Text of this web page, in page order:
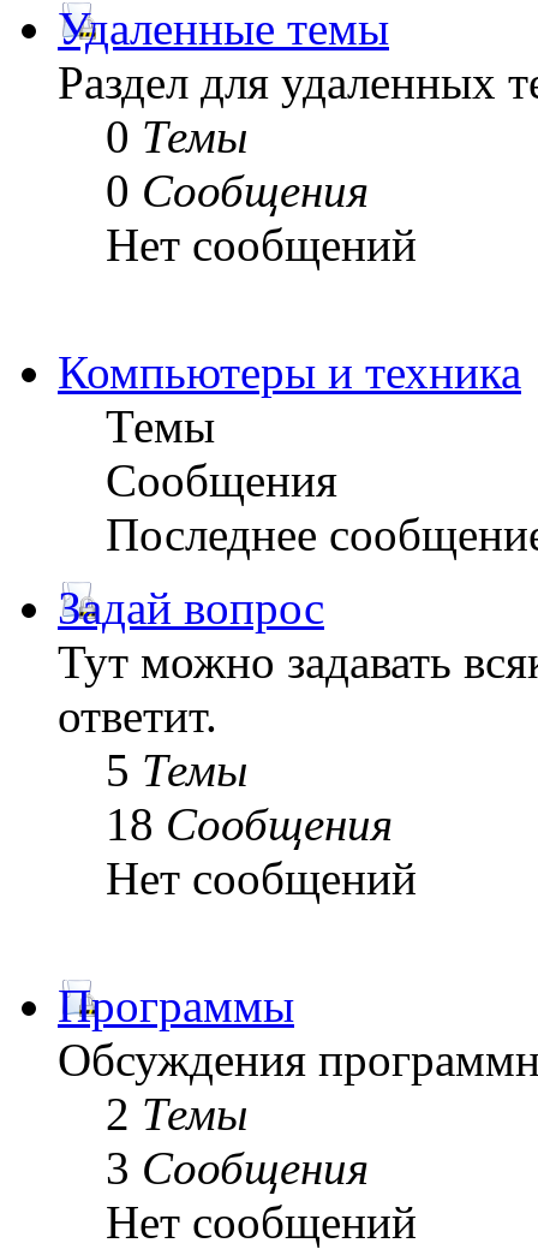
Удаленные темы
Раздел для удаленных
0 Темы
0 Сообщения
Нет сообщений
Компьютеры и техника
Темы
Сообщения
Последнее
Задай вопрос
Тут можно задавать
ответит.
5 Темы
18 Сообщения
Нет сообщений
Программы
Обсуждения
2 Темы
3 Сообщения
Нет сообщений